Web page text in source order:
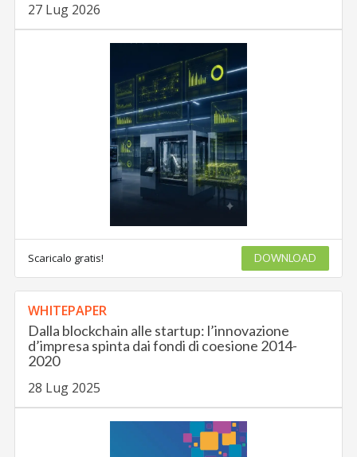
27 Lug 2026
Scaricalo gratis! DOWNLOAD
WHITEPAPER
Dalla blockchain alle startup: l’innovazione
d’impresa spinta dai fondi di coesione 2014-
2020
28 Lug 2025